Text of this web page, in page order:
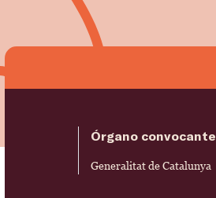
Órgano convocante
Generalitat de Catalunya